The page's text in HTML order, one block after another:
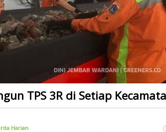
TPS 3R di Setiap
Harian